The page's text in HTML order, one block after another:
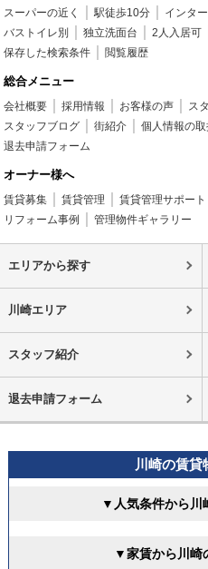
スーパーの近く
駅徒歩10分 インタ
バストイレ別
独立洗面台 2人入居可
保存した検索条件
閲覧履歴
総合メニュー
会社概要 採用情報 お客様の声 ス
スタッフブログ
街紹介 個人情報の
退去申請フォーム
オーナー様へ
賃貸募集 賃貸管理 賃貸管理サポート
リフォーム事例
管理物件ギャラリー
エリアから探す
川崎エリア
スタッフ紹介
退去申請フォーム
川崎の賃貸
▼人気条件から川
▼家賃から川崎